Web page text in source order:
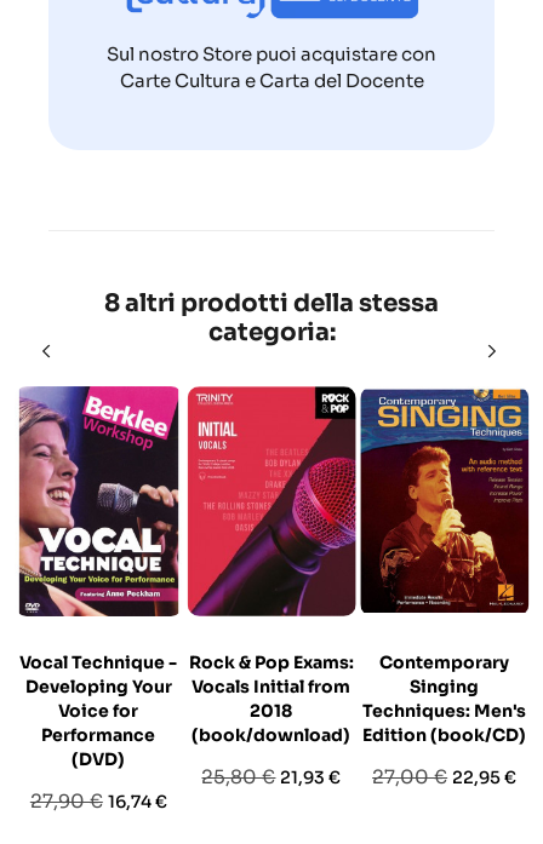
Sul nostro Store puoi acquistare con
Carte Cultura e Carta del Docente
8 altri prodotti della stessa
categoria:
Vocal Technique -
Developing Your
Voice for
Performance
(DVD)
Prezzo
27,90 € Prezzo
16,74 €
Rock & Pop Exams:
Vocals Initial from
2018
(book/download)
Prezzo
25,80 € Prezzo
21,93 €
Contemporary
Singing
Techniques: Men's
Edition (book/CD)
Prezzo
27,00 € Prezzo
22,95 €